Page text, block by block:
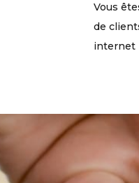
Vous
de
internet